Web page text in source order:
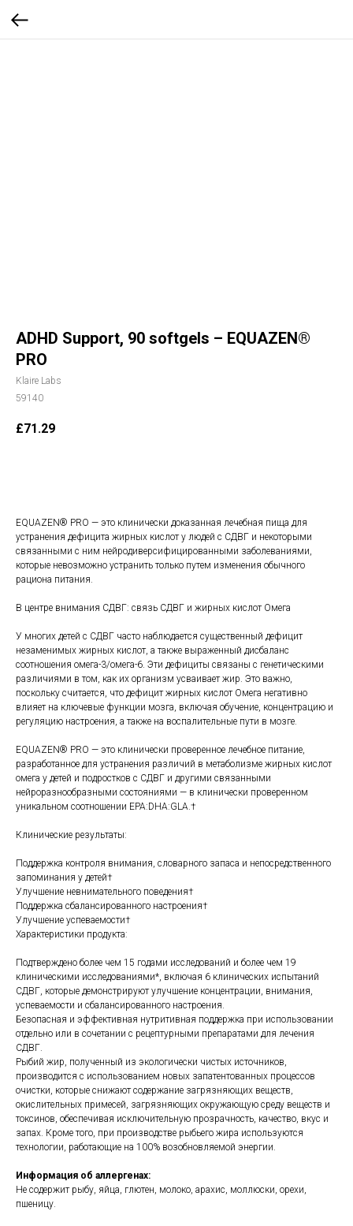
ADHD Support, 90 softgels – EQUAZEN®
PRO
Klaire Labs
59140
£71.29
EQUAZEN® PRO — это клинически доказанная лечебная пища для
устранения дефицита жирных кислот у людей с СДВГ и некоторыми
связанными с ним нейродиверсифицированными заболеваниями,
которые невозможно устранить только путем изменения обычного
рациона питания.
В центре внимания СДВГ: связь СДВГ и жирных кислот Омега
У многих детей с СДВГ часто наблюдается существенный дефицит
незаменимых жирных кислот, а также выраженный дисбаланс
соотношения омега-3/омега-6. Эти дефициты связаны с генетическими
различиями в том, как их организм усваивает жир. Это важно,
поскольку считается, что дефицит жирных кислот Омега негативно
влияет на ключевые функции мозга, включая обучение, концентрацию и
регуляцию настроения, а также на воспалительные пути в мозге.
EQUAZEN® PRO — это клинически проверенное лечебное питание,
разработанное для устранения различий в метаболизме жирных кислот
омега у детей и подростков с СДВГ и другими связанными
нейроразнообразными состояниями — в клинически проверенном
уникальном соотношении EPA:DHA:GLA.†
Клинические результаты:
Поддержка контроля внимания, словарного запаса и непосредственного
запоминания у детей†
Улучшение невнимательного поведения†
Поддержка сбалансированного настроения†
Улучшение успеваемости†
Характеристики продукта:
Подтверждено более чем 15 годами исследований и более чем 19
клиническими исследованиями*, включая 6 клинических испытаний
СДВГ, которые демонстрируют улучшение концентрации, внимания,
успеваемости и сбалансированного настроения.
Безопасная и эффективная нутритивная поддержка при использовании
отдельно или в сочетании с рецептурными препаратами для лечения
СДВГ.
Рыбий жир, полученный из экологически чистых источников,
производится с использованием новых запатентованных процессов
очистки, которые снижают содержание загрязняющих веществ,
окислительных примесей, загрязняющих окружающую среду веществ и
токсинов, обеспечивая исключительную прозрачность, качество, вкус и
запах. Кроме того, при производстве рыбьего жира используются
технологии, работающие на 100% возобновляемой энергии.
Информация об аллергенах:
Не содержит рыбу, яйца, глютен, молоко, арахис, моллюски, орехи,
пшеницу.